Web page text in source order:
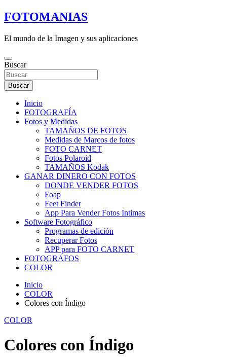
Saltar
al
FOTOMANIAS
El mundo de la Imagen y sus aplicaciones
Buscar
Buscar
Inicio
FOTOGRAFÍA
Fotos y Medidas
TAMAÑOS DE FOTOS
Medidas de Marcos de fotos
FOTO CARNET
Fotos Polaroid
TAMAÑOS Kodak
GANAR DINERO CON FOTOS
DONDE VENDER FOTOS
Foap
Feet Finder
App Para Vender Fotos Intimas
Software Fotográfico
Programas de edición
Recuperar Fotos
APP para FOTO CARNET
FOTOGRAFOS
COLOR
Inicio
COLOR
Colores con Índigo
COLOR
Colores con Índigo